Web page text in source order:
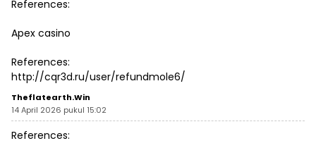
References:
Apex casino
References:
http://cqr3d.ru/user/refundmole6/
Theflatearth.win
14 April 2026 pukul 15:02
References: